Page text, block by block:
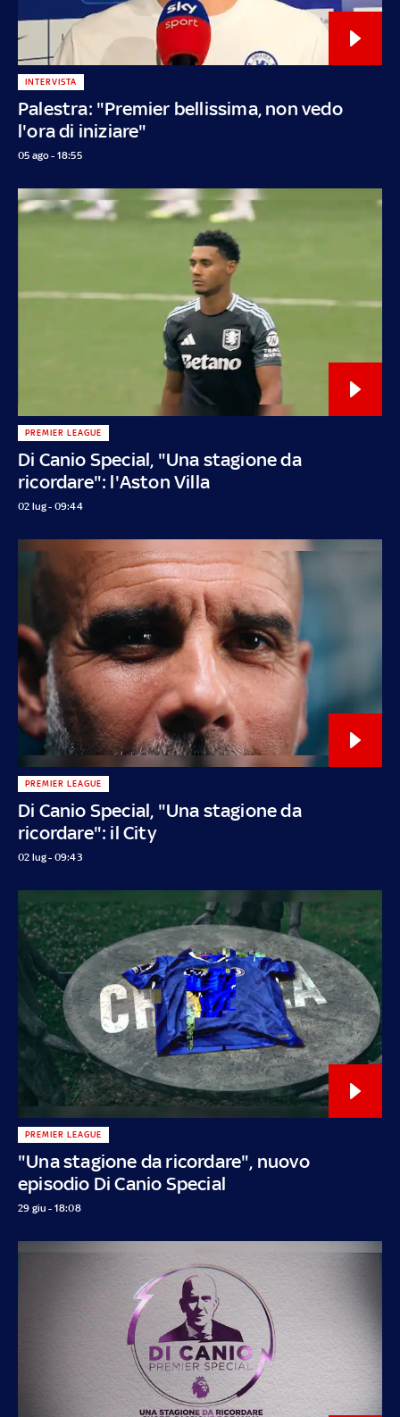
Palestra: "Premier bellissima, non vedo
l'ora di iniziare"
INTERVISTA
05 ago - 18:55
Di Canio Special, "Una stagione da
ricordare": l'Aston Villa
PREMIER LEAGUE
02 lug - 09:44
Di Canio Special, "Una stagione da
ricordare": il City
PREMIER LEAGUE
02 lug - 09:43
"Una stagione da ricordare", nuovo
episodio Di Canio Special
PREMIER LEAGUE
29 giu - 18:08